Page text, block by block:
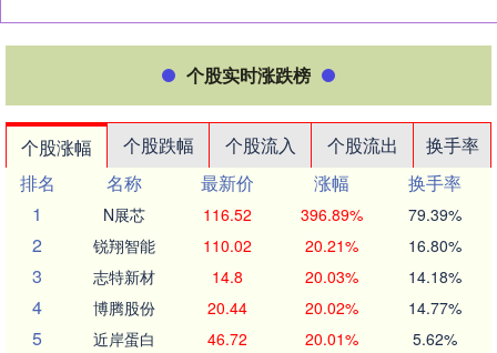
个股实时涨跌榜
个股涨幅 个股跌幅 个股流入 个股流出
换手率
排名
名称 最新价 涨幅
换手率
1
N展芯 116.52 396.89% 79.39%
2 锐翔智能 110.02 20.21% 16.80%
3 志特新材 14.8 20.03% 14.18%
4 博腾股份 20.44 20.02% 14.77%
5 近岸蛋白 46.72 20.01% 5.62%